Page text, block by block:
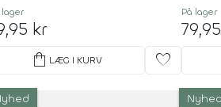
lager
kr
shopping_bag LÆG I KURV favorite
På lager
Nyhed